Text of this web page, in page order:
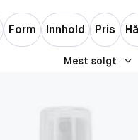
Form Innhold Pris
Mest solgt